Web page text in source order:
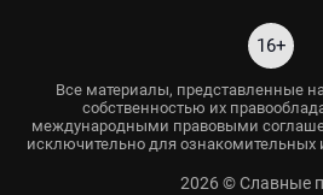
16+
Все материалы, представленные
собственностью их
международными правовыми
исключительно для ознакомительных
2026 © Славные